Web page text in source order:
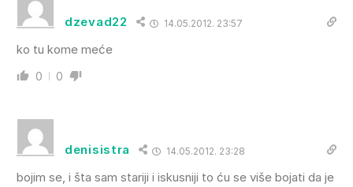
dzevad22 14.05.2012. 23:57
ko tu kome meće
0 0
denisistra 14.05.2012. 23:28
bojim se, i šta sam stariji i iskusniji to ću se više bojati da je